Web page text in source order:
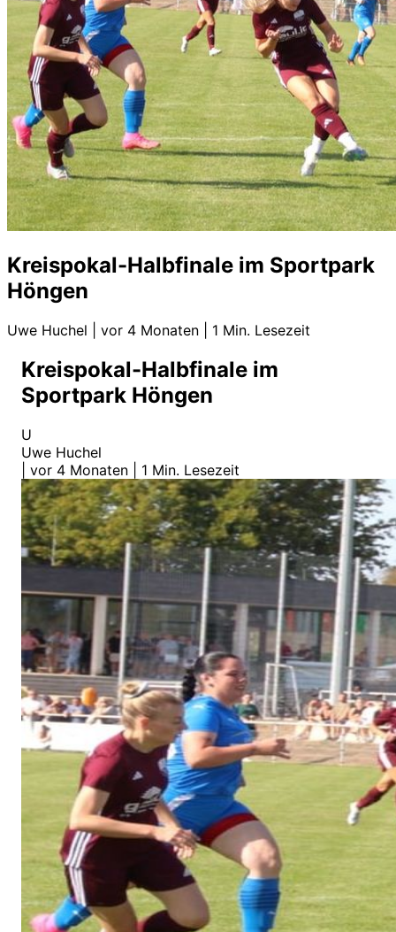
Kreispokal-Halbfinale im Sportpark
Höngen
Uwe Huchel vor 4 Monaten 1 Min. Lesezeit
Kreispokal-Halbfinale im
Sportpark Höngen
U
Uwe Huchel
vor 4 Monaten 1 Min. Lesezeit